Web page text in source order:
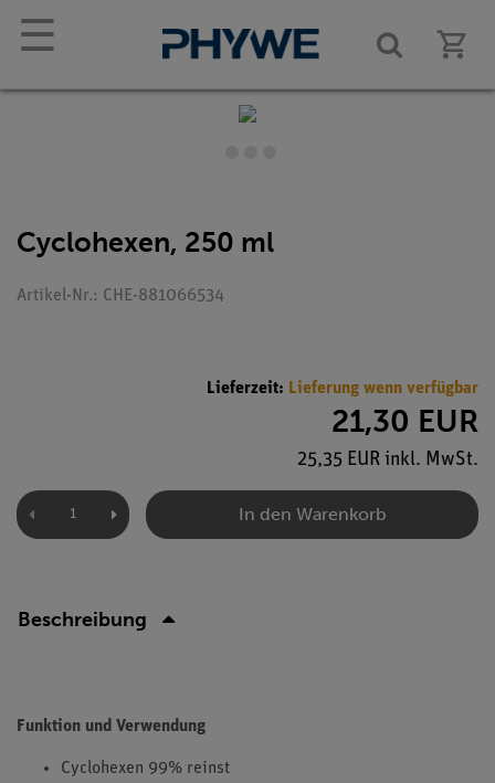
☰
Cyclohexen, 250 ml
Artikel-Nr.: CHE-881066534
Lieferzeit: Lieferung wenn verfügbar
21,30 EUR
25,35 EUR inkl. MwSt.
In den Warenkorb
Beschreibung
Funktion und Verwendung
Cyclohexen 99% reinst